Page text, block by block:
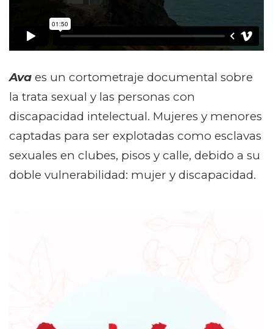
Ava es un cortometraje documental sobre
la trata sexual y las personas con
discapacidad intelectual. Mujeres y menores
captadas para ser explotadas como esclavas
sexuales en clubes, pisos y calle, debido a su
doble vulnerabilidad: mujer y discapacidad.